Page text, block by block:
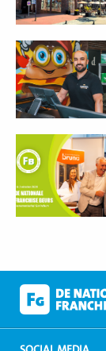
Lees
meer
meer